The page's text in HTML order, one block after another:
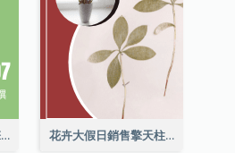
素食玉米饼包装销售擎天柱广告 花卉大假日銷售擎天柱廣告